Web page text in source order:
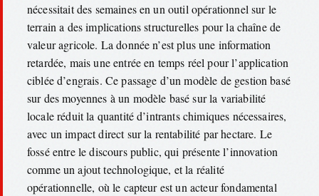
nécessitait des semaines en un outil opérationnel sur le
terrain a des implications structurelles pour la chaîne de
valeur agricole. La donnée n’est plus une information
retardée, mais une entrée en temps réel pour l’application
ciblée d’engrais. Ce passage d’un modèle de gestion basé
sur des moyennes à un modèle basé sur la variabilité
locale réduit la quantité d’intrants chimiques nécessaires,
avec un impact direct sur la rentabilité par hectare. Le
fossé entre le discours public, qui présente l’innovation
comme un ajout technologique, et la réalité
opérationnelle, où le capteur est un acteur fondamental